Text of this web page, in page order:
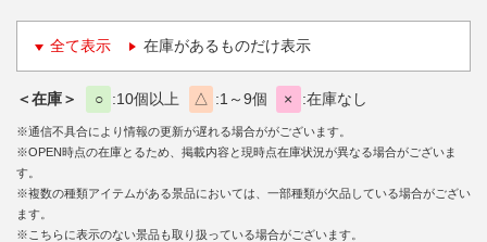
全て表示 在庫があるものだけ表示
＜在庫＞ ○ 10個以上 △ 1～9個 × 在庫なし
※通信不具合により情報の更新が遅れる場合ががございます。
※OPEN時点の在庫とるため、掲載内容と現時点在庫状況が異なる場合がございま
す。
※複数の種類アイテムがある景品においては、一部種類が欠品している場合がござい
ます。
※こちらに表示のない景品も取り扱っている場合がございます。